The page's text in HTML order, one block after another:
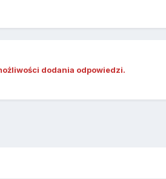
dodania odpowiedzi.